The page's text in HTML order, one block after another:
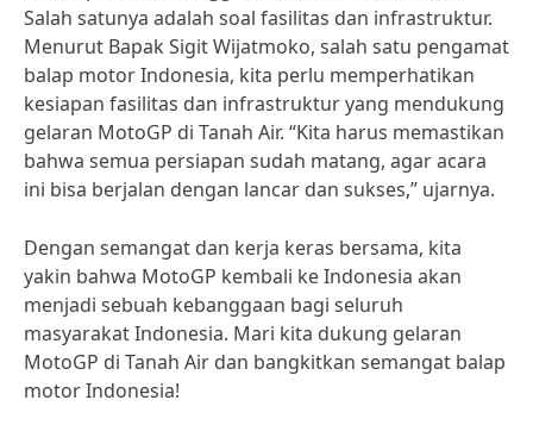
Salah satunya adalah soal fasilitas dan infrastruktur.
Menurut Bapak Sigit Wijatmoko, salah satu pengamat
balap motor Indonesia, kita perlu memperhatikan
kesiapan fasilitas dan infrastruktur yang mendukung
gelaran MotoGP di Tanah Air. “Kita harus memastikan
bahwa semua persiapan sudah matang, agar acara
ini bisa berjalan dengan lancar dan sukses,” ujarnya.
Dengan semangat dan kerja keras bersama, kita
yakin bahwa MotoGP kembali ke Indonesia akan
menjadi sebuah kebanggaan bagi seluruh
masyarakat Indonesia. Mari kita dukung gelaran
MotoGP di Tanah Air dan bangkitkan semangat balap
motor Indonesia!